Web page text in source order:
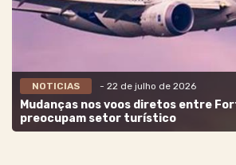
NOTICIAS - 22 de julho de 2026
Mudanças nos voos diretos entre
preocupam setor turístico